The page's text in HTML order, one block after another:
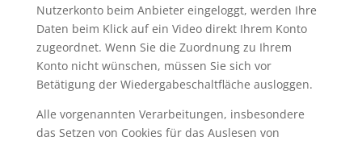
Nutzerkonto beim Anbieter eingeloggt, werden Ihre
Daten beim Klick auf ein Video direkt Ihrem Konto
zugeordnet. Wenn Sie die Zuordnung zu Ihrem
Konto nicht wünschen, müssen Sie sich vor
Betätigung der Wiedergabeschaltfläche ausloggen.
Alle vorgenannten Verarbeitungen, insbesondere
das Setzen von Cookies für das Auslesen von